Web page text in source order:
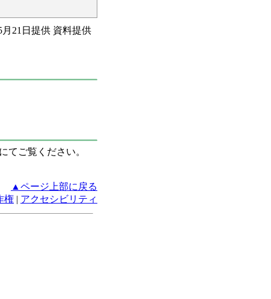
月21日提供 資料提供
てご覧ください。
▲ページ上部に戻る
権 | アクセシビリティ